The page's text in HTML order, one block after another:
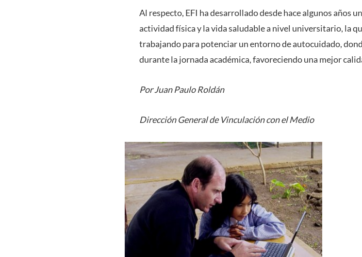
Al respecto, EFI ha desarrollado desde hace algunos años
actividad física y la vida saludable a nivel universitario, la
trabajando para potenciar un entorno de autocuidado,
durante la jornada académica, favoreciendo una mejor
Por Juan Paulo Roldán
Dirección General de Vinculación con el Medio